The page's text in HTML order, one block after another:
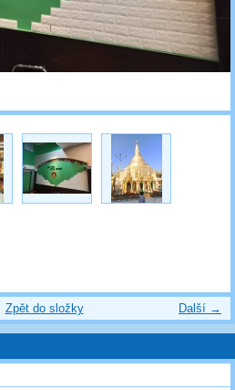
Další →
Zpět do složky